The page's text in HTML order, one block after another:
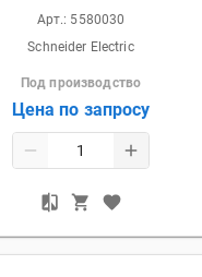
Арт.: 5580030
Schneider Electric
Под производство
Цена по запросу